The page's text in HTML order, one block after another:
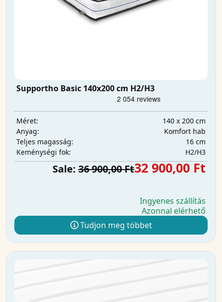
Supportho Basic 140x200 cm H2/H3
Méret:
140 x 200 cm
Anyag:
Komfort hab
Teljes magasság:
16 cm
Keménységi fok:
H2/H3
Sale: 36 900,00 Ft32 900,00 Ft
Ingyenes szállítás
Azonnal elérhető
Tudjon meg többet